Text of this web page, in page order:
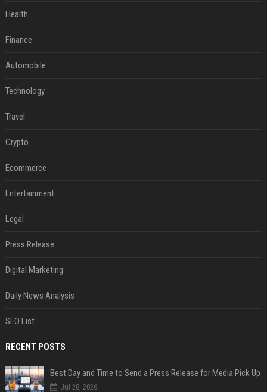
Health
Finance
Automobile
Technology
Travel
Crypto
Ecommerce
Entertainment
Legal
Press Release
Digital Marketing
Daily News Analysis
SEO List
RECENT POSTS
Best Day and Time to Send a Press Release for Media Pick Up
Jul 28, 2026